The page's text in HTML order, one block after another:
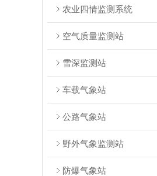
农业四情监测系统
空气质量监测站
雪深监测站
车载气象站
公路气象站
野外气象监测站
防爆气象站